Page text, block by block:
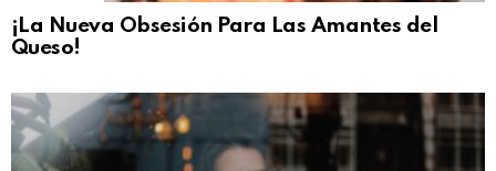
¡La Nueva Obsesión Para Las Amantes del
Queso!